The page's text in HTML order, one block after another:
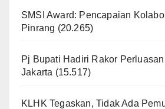
SMSI Award: Pencapaian
Pinrang (20.265)
Pj Bupati Hadiri Rakor
Jakarta (15.517)
KLHK Tegaskan, Tidak Ada